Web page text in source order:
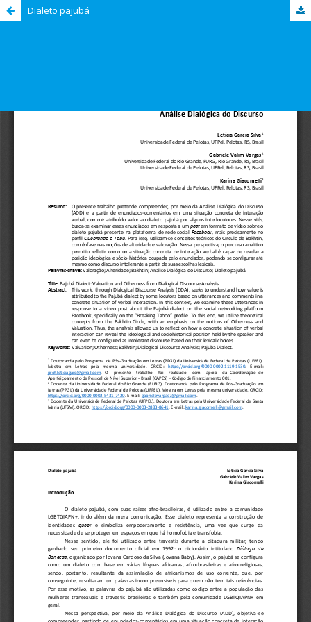
Dialeto pajubá